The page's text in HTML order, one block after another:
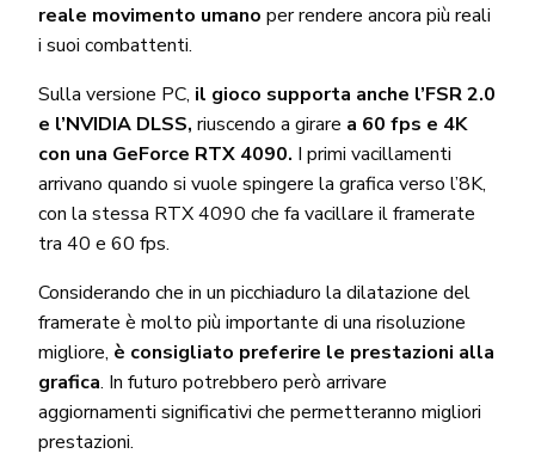
reale movimento umano per rendere ancora più reali
i suoi combattenti.
Sulla versione PC, il gioco supporta anche l’FSR 2.0
e l’NVIDIA DLSS, riuscendo a girare a 60 fps e 4K
con una GeForce RTX 4090. I primi vacillamenti
arrivano quando si vuole spingere la grafica verso l’8K,
con la stessa RTX 4090 che fa vacillare il framerate
tra 40 e 60 fps.
Considerando che in un picchiaduro la dilatazione del
framerate è molto più importante di una risoluzione
migliore, è consigliato preferire le prestazioni alla
grafica. In futuro potrebbero però arrivare
aggiornamenti significativi che permetteranno migliori
prestazioni.